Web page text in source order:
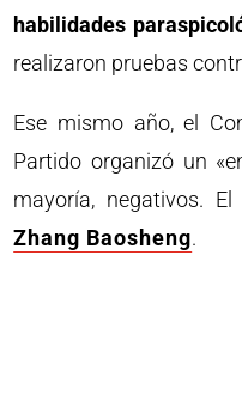
habilidades
realizaron pruebas
Ese mismo año, el
Partido organizó un
mayoría, negativos.
Zhang Baosheng.